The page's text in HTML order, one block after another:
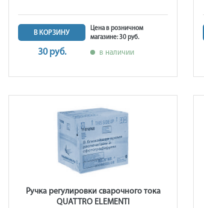
В КОРЗИНУ
30 руб.
Цена в розничном
магазине: 30 руб.
в наличии
Ручка регулировки сварочного тока
QUATTRO ELEMENTI